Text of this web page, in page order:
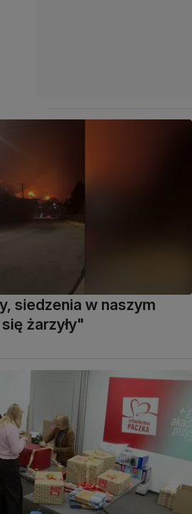
siedzenia w naszym
żarzyły"